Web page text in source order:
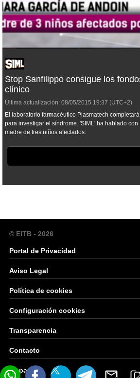
Stop Sanfilippo consigue los
clínico
Última actualización: 08/05/2015 19:37 (UTC+2)
El laboratorio farmacéutico Plasmatech
para investigar el síndrome. 'SIML' ha hablado
madre de tres niños afectados.
© EITB - 2026
Portal de Privacidad
Aviso Legal
Política de cookies
Configuración cookies
Transparencia
Contacto
Mapa Web